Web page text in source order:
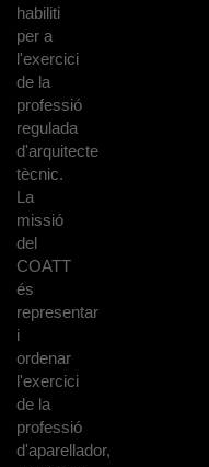
habiliti
per a
l'exercici
de la
professió
regulada
d'arquitecte
tècnic.
La
missió
del
COATT
és
representar
i
ordenar
l'exercici
de la
professió
d'aparellador,